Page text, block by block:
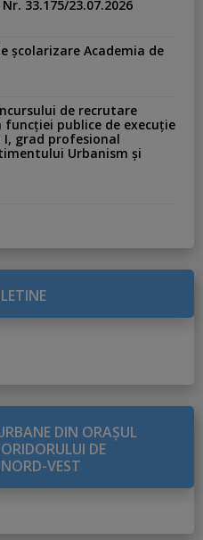
33.175/23.07.2026
școlarizare Academia de
de recrutare
publice de execuție
I, grad profesional
Urbanism și
DIN ORAŞUL
DE
VEST